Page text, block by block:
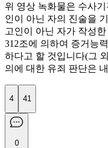
위 영상 녹화물은 수사
인이 아닌 자의 진술을
고인이 아닌 자가 작성
312조에 의하여 증거능
하다고 할 것입니다(그
의에 대한 유죄 판단은
4 41
0